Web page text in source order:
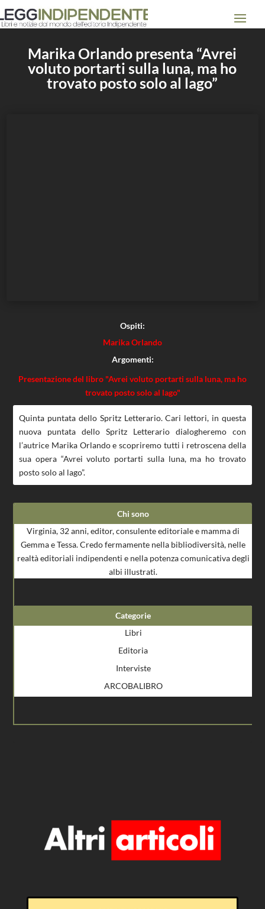
Marika Orlando presenta “Avrei
voluto portarti sulla luna, ma ho
trovato posto solo al lago”
Ospiti:
Marika Orlando
Argomenti:
Presentazione del libro "Avrei voluto portarti sulla luna, ma ho
trovato posto solo al lago"
Quinta puntata dello Spritz Letterario. Cari lettori, in questa
nuova puntata dello Spritz Letterario dialogheremo con
l’autrice Marika Orlando e scopriremo tutti i retroscena della
sua opera “Avrei voluto portarti sulla luna, ma ho trovato
posto solo al lago”.
Chi sono
Virginia, 32 anni, editor, consulente editoriale e mamma di
Gemma e Tessa. Credo fermamente nella bibliodiversità, nelle
realtà editoriali indipendenti e nella potenza comunicativa degli
albi illustrati.
Categorie
Libri
Editoria
Interviste
ARCOBALIBRO